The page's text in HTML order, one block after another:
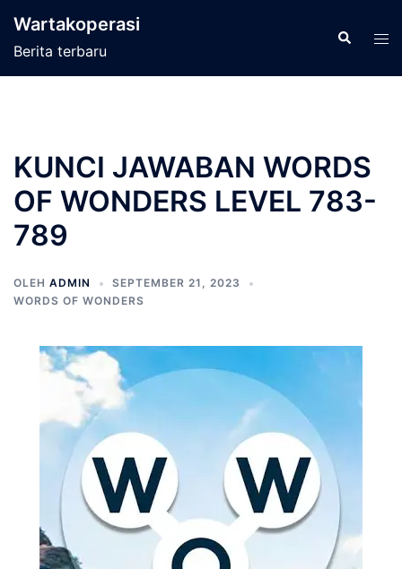
Wartakoperasi
Berita terbaru
Cari
KUNCI JAWABAN WORDS
OF WONDERS LEVEL 783-
789
OLEH ADMIN
SEPTEMBER 21, 2023
WORDS OF WONDERS